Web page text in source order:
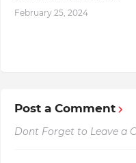
February 25, 2024
Post a Comment
Dont Forget to Leave a